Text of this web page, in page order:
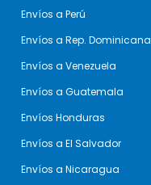
Envíos a Perú
Envíos a Rep. Dominicana
Envíos a Venezuela
Envíos a Guatemala
Envíos Honduras
Envíos a El Salvador
Envíos a Nicaragua